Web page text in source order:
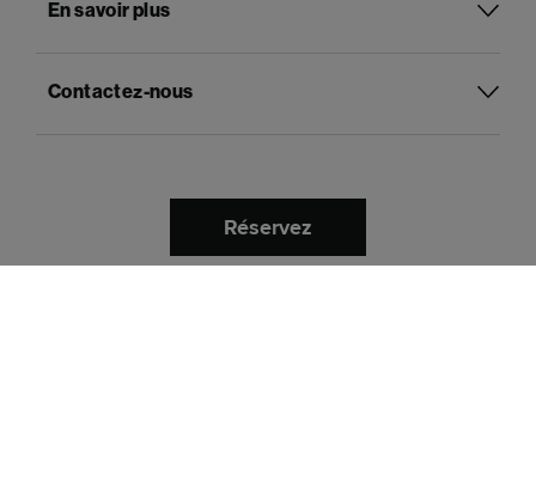
En savoir plus
Contactez-nous
Langue :Français
Réservez